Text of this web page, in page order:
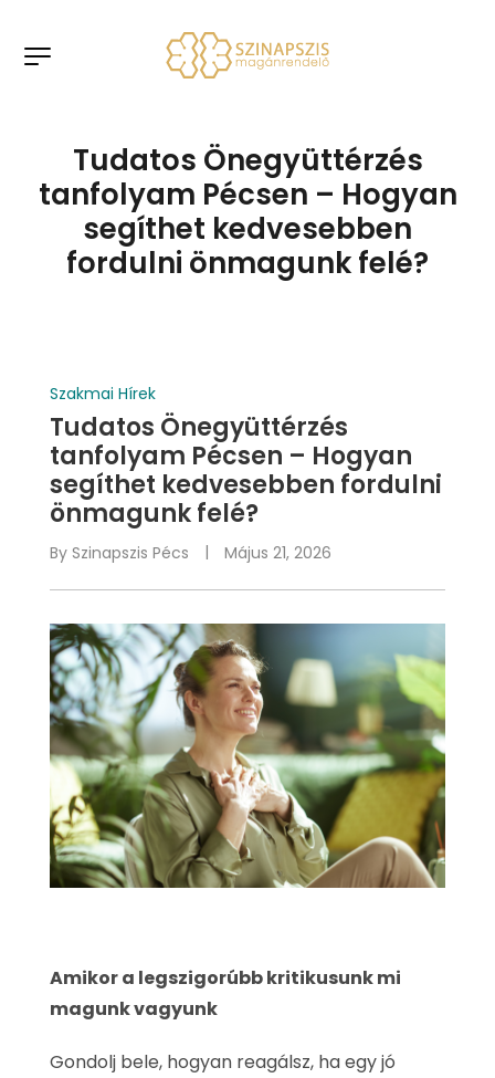
Tudatos Önegyüttérzés
tanfolyam Pécsen – Hogyan
segíthet kedvesebben
fordulni önmagunk felé?
Szakmai Hírek
Tudatos Önegyüttérzés
tanfolyam Pécsen – Hogyan
segíthet kedvesebben fordulni
önmagunk felé?
By Szinapszis Pécs Május 21, 2026
Amikor a legszigorúbb kritikusunk mi
magunk vagyunk
Gondolj bele, hogyan reagálsz, ha egy jó